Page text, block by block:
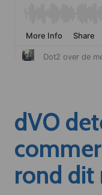
dVO
rond dit